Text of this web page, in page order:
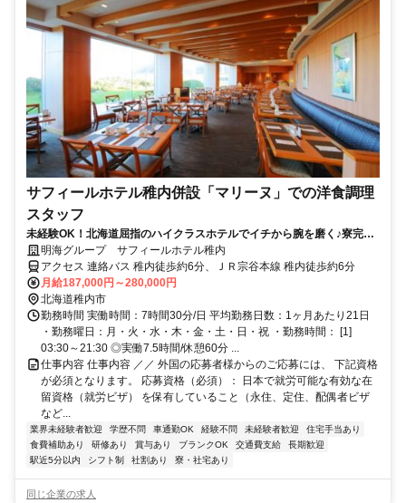
サフィールホテル稚内併設「マリーヌ」での洋食調理
スタッフ
未経験OK！北海道屈指のハイクラスホテルでイチから腕を磨く♪寮完備
＆食事手当あり！
明海グループ サフィールホテル稚内
アクセス 連絡バス 稚内徒歩約6分、ＪＲ宗谷本線 稚内徒歩約6分
月給187,000円～280,000円
北海道稚内市
勤務時間 実働時間：7時間30分/日 平均勤務日数：1ヶ月あたり21日
・勤務曜日：月・火・水・木・金・土・日・祝 ・勤務時間： [1]
03:30～21:30 ◎実働7.5時間/休憩60分 ...
仕事内容 仕事内容 ／／ 外国の応募者様からのご応募には、 下記資格
が必須となります。 応募資格（必須）： 日本で就労可能な有効な在
留資格（就労ビザ） を保有していること（永住、定住、配偶者ビザ
など...
業界未経験者歓迎 学歴不問 車通勤OK 経験不問 未経験者歓迎
住宅手当あり
食費補助あり
研修あり 賞与あり ブランクOK 交通費支給
長期歓迎
駅近5分以内
シフト制 社割あり 寮・社宅あり
同じ企業の求人